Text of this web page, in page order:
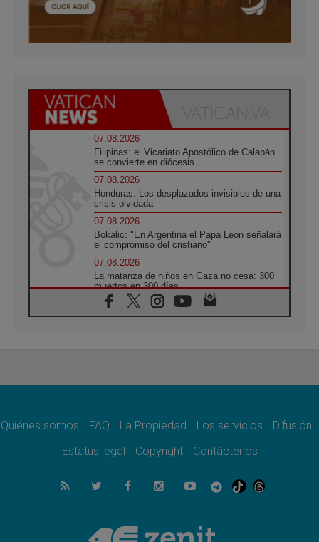
07.08.2026
Filipinas: el Vicariato Apostólico de Calapán
se convierte en diócesis
07.08.2026
Honduras: Los desplazados invisibles de una
crisis olvidada
07.08.2026
Bokalic: "En Argentina el Papa León señalará
el compromiso del cristiano"
07.08.2026
La matanza de niños en Gaza no cesa: 300
muertos en 300 días
07.08.2026
Tagle: La guerra desfigura el mundo, solo la
como misión al servicio del Evangelio
SIGNIS 2026, dar voz a las religiosas en el
07.08.2026
Lanzan un proyecto de empoderamiento
Programa oficial del Viaje Apostólico del
Quiénes somos FAQ La Propiedad Los servicios
Difusión
Estatus legal
Copyright Contáctenos